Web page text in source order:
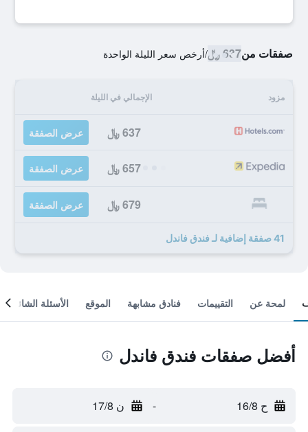
صفقات من637 ﷼ /أرخص سعر الليلة الواحدة
مزود الإجمالي في الليلة
637 ﷼ عرض الصفقة
657 ﷼ عرض الصفقة
679 ﷼ عرض الصفقة
41 صفقة إضافية لـ فندق فاندل
لمحة عن التقييمات فنادق مشابهة الموقع الأسئلة الشائعة
أفضل صفقات فندق فاندل
ح 16/8 - ن 17/8